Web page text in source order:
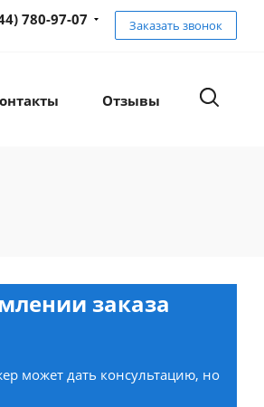
780-97-07 Заказать звонок
Отзывы
заказа
может дать консультацию, но